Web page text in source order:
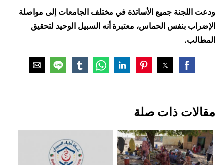
ودعت اللجنة جميع الأساتذة في مختلف الجامعات إلى مواصلة
الإضراب بنفس الحماس، معتبرة أنه السبيل الوحيد لتحقيق
المطالب.
مقالات ذات صلة